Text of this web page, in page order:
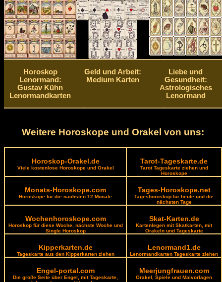
Horoskop
Lenormand:
Gustav Kühn
Lenormandkarten
Geld und Arbeit:
Medium Karten
Liebe und
Gesundheit:
Astrologisches
Lenormand
Weitere Horoskope und Orakel von uns:
Horoskop-Orakel.de
Viele kostenlose Horoskope und Orakel
Tarot-Tageskarte.de
Tarot Tageskarte ziehen und
Horoskope
Monats-Horoskope.com
Horoskope für die nächsten 12 Monate
Tages-Horoskope.net
Tageshoroskop für heute und die
nächsten Tage
Wochenhoroskope.com
Horoskop für diese Woche, nächste Woche und
Single Horoskop
Skat-Karten.de
Kartenlegen mit Skatkarten, mit
Orakeln und Tageskarte
Kipperkarten.de
Tageskarte aus den Kipperkarten ziehen
Lenormand1.de
Lenormandkarten Tageskarte ziehen
Engel-portal.com
Die große Seite über Engel, mit Tageskarte,
Meerjungfrauen.com
Orakel, Spiele und Malvorlagen